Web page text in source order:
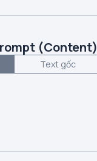
(Content)
Text gốc